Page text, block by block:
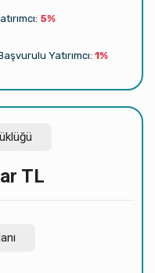
5%
Yatırımcı: 1%
TL